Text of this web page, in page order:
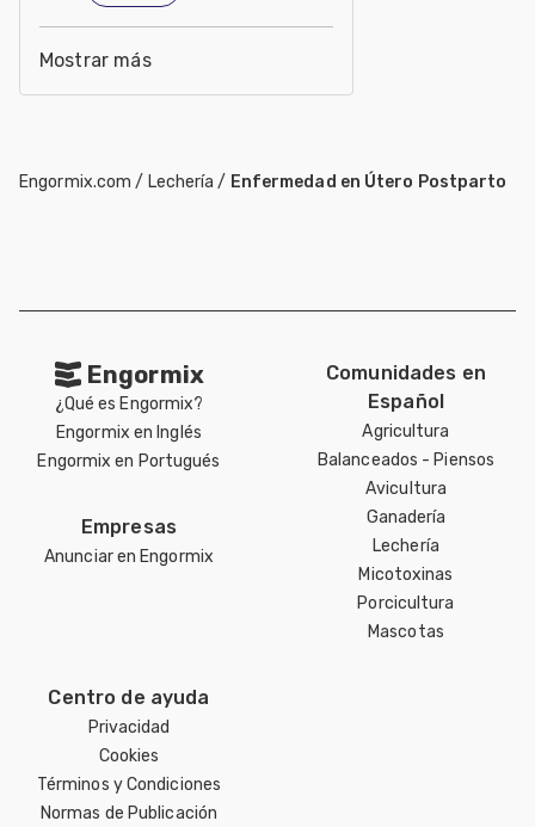
Mostrar más
Engormix.com / Lechería / Enfermedad en Útero Postparto
Engormix
¿Qué es Engormix?
Engormix en Inglés
Engormix en Portugués
Empresas
Anunciar en Engormix
Comunidades en
Español
Agricultura
Balanceados - Piensos
Avicultura
Ganadería
Lechería
Micotoxinas
Porcicultura
Mascotas
Centro de ayuda
Privacidad
Cookies
Términos y Condiciones
Normas de Publicación